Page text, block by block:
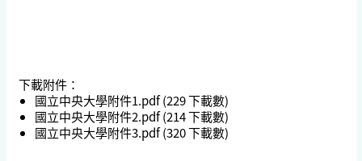
下載附件：
國立中央大學附件1.pdf (229 下載數)
國立中央大學附件2.pdf (214 下載數)
國立中央大學附件3.pdf (320 下載數)